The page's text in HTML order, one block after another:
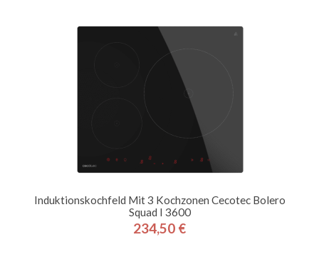
Induktionskochfeld Mit 3 Kochzonen Cecotec Bolero
Squad I 3600
Preis
234,50 €